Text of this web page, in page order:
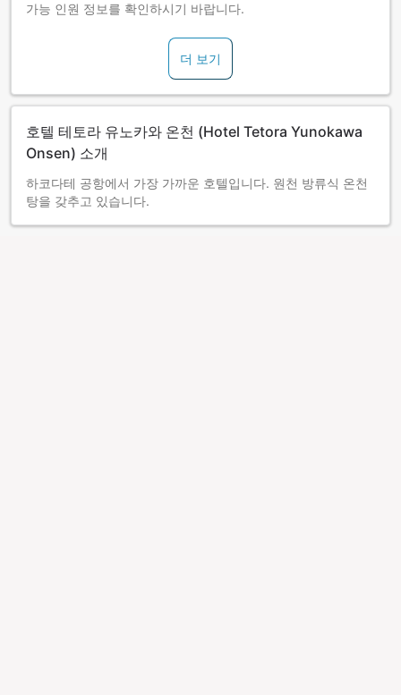
가능 인원 정보를 확인하시기 바랍니다.
더 보기
호텔 테토라 유노카와 온천 (Hotel Tetora Yunokawa
Onsen) 소개
하코다테 공항에서 가장 가까운 호텔입니다. 원천 방류식 온천
탕을 갖추고 있습니다.